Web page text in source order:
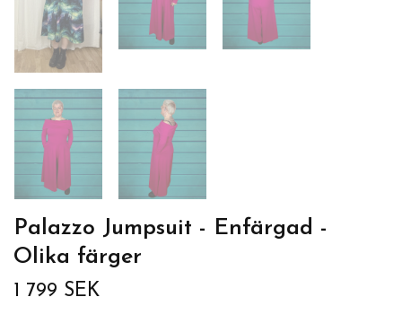
Palazzo Jumpsuit - Enfärgad -
Olika färger
1 799 SEK